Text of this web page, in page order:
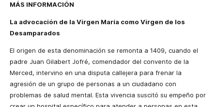
MÁS INFORMACIÓN
La advocación de la Virgen María como Virgen de los
Desamparados
El origen de esta denominación se remonta a 1409, cuando el
padre Juan Gilabert Jofré, comendador del convento de la
Merced, intervino en una disputa callejera para frenar la
agresión de un grupo de personas a un ciudadano con
problemas de salud mental. Esta vivencia suscitó su empeño por